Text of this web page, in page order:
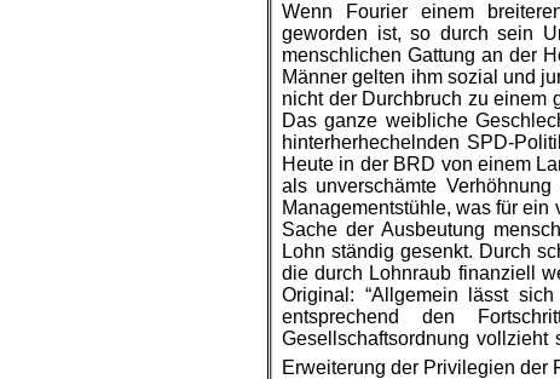
Wenn Fourier einem
geworden ist, so durch sein
menschlichen Gattung an der
Männer gelten ihm sozial und
nicht der Durchbruch zu einem
Das ganze weibliche
hinterherhechelnden SPD-
Heute in der BRD von einem
als unverschämte
Managementstühle, was für ein
Sache der Ausbeutung
Lohn ständig gesenkt. Durch
die durch Lohnraub finanziell
Original: “Allgemein lässt
entsprechend den
Gesellschaftsordnung
Erweiterung der Privilegien der